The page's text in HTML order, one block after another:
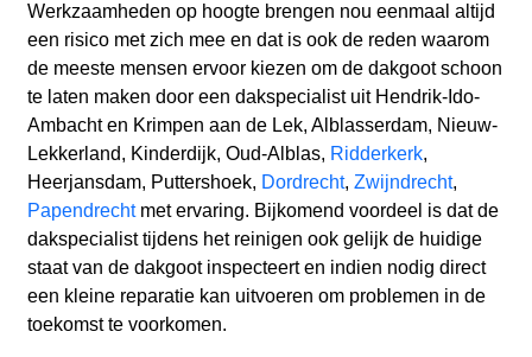
Werkzaamheden op hoogte brengen nou eenmaal altijd
een risico met zich mee en dat is ook de reden waarom
de meeste mensen ervoor kiezen om de dakgoot schoon
te laten maken door een dakspecialist uit Hendrik-Ido-
Ambacht en Krimpen aan de Lek, Alblasserdam, Nieuw-
Lekkerland, Kinderdijk, Oud-Alblas, Ridderkerk,
Heerjansdam, Puttershoek, Dordrecht, Zwijndrecht,
Papendrechtmet ervaring. Bijkomend voordeel is dat de
dakspecialist tijdens het reinigen ook gelijk de huidige
staat van de dakgoot inspecteert en indien nodig direct
een kleine reparatie kan uitvoeren om problemen in de
toekomst te voorkomen.